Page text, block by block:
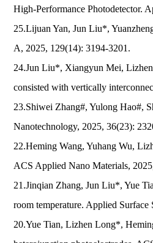
High-Performance Photodetector.
25.Lijuan Yan, Jun Liu*,
A, 2025, 129(14): 3194-3201.
24.Jun Liu*, Xiangyun Mei,
consisted with vertically
23.Shiwei Zhang#, Yulong Hao#,
Nanotechnology, 2025, 36(23):
22.Heming Wang, Yuhang Wu,
ACS Applied Nano Materials,
21.Jinqian Zhang, Jun Liu*, Yue
room temperature. Applied Surface
20.Yue Tian, Lizhen Long*,